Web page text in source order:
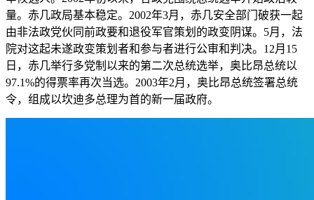
量。赤几政局基本稳定。2002年3月，赤几安全部门破获一起
由非法政党伙同前政要和退役军官策划的政变阴谋。5月，法
院对这起未遂政变策划者和参与者进行公审和判决。12月15
日，赤几举行多党制以来的第二次总统选举，奥比昂总统以
97.1%的得票率再次当选。2003年2月，奥比昂总统签署总统
令，组成以坎迪多总理为首的新一届政府。